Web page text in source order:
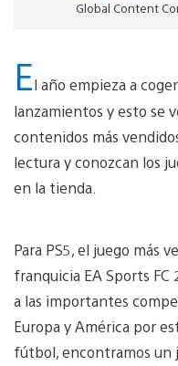
Global Content
El año empieza a
lanzamientos y esto se
contenidos más
lectura y conozcan los
en la tienda.
Para PS5, el juego más
franquicia EA Sports FC
a las importantes
Europa y América por
fútbol, encontramos un